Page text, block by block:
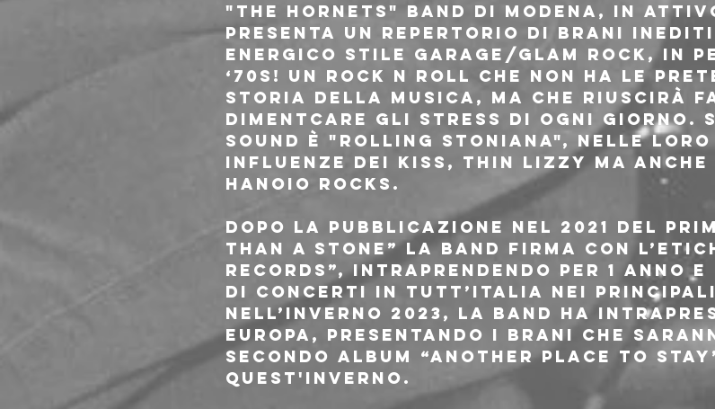
"The Hornets" band di Modena, in
presenta un repertorio di brani inediti
energico stile Garage/Glam Rock, in
‘70s! Un rock n roll che non ha le
storia della musica, ma che riuscirà
dimentcare gli stress di ogni giorno.
sound è "rolling stoniana", nelle loro
influenze dei Kiss, Thin Lizzy ma anche
Hanoio Rocks.
Dopo la pubblicazione nel 2021 del
Than A Stone” la band firma con
Records”, intraprendendo per 1 anno e
di concerti in tutt’Italia nei
Nell’inverno 2023, la band ha
Europa, presentando i brani che
secondo album “Another Place To
quest'inverno.